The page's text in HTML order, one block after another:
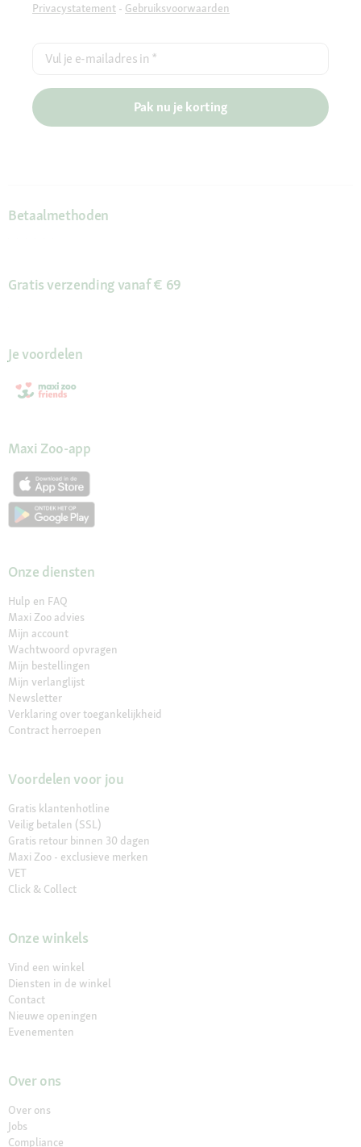
Privacystatement - Gebruiksvoorwaarden
Vul je e-mailadres in *
Pak nu je korting
Betaalmethoden
Gratis verzending vanaf € 69
Je voordelen
Maxi Zoo-app
Onze diensten
Hulp en FAQ
Maxi Zoo advies
Mijn account
Wachtwoord opvragen
Mijn bestellingen
Mijn verlanglijst
Newsletter
Verklaring over toegankelijkheid
Contract herroepen
Voordelen voor jou
Gratis klantenhotline
Veilig betalen (SSL)
Gratis retour binnen 30 dagen
Maxi Zoo - exclusieve merken
VET
Click & Collect
Onze winkels
Vind een winkel
Diensten in de winkel
Contact
Nieuwe openingen
Evenementen
Over ons
Over ons
Jobs
Compliance